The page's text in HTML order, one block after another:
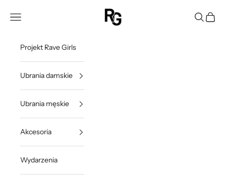
Rave Girls Poland
Otwórz menu nawigacji Otwórz
Projekt Rave Girls
Ubrania damskie
Ubrania męskie
Akcesoria
Wydarzenia